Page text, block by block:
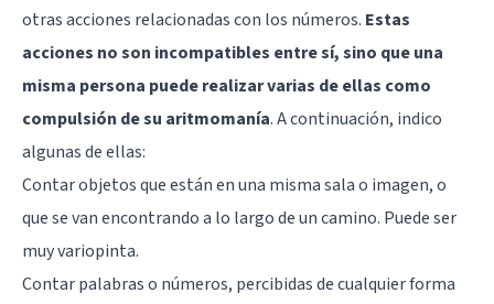
otras acciones relacionadas con los números. Estas
acciones no son incompatibles entre sí, sino que una
misma persona puede realizar varias de ellas como
compulsión de su aritmomanía. A continuación, indico
algunas de ellas:
Contar objetos que están en una misma sala o imagen, o
que se van encontrando a lo largo de un camino. Puede ser
muy variopinta.
Contar palabras o números, percibidas de cualquier forma